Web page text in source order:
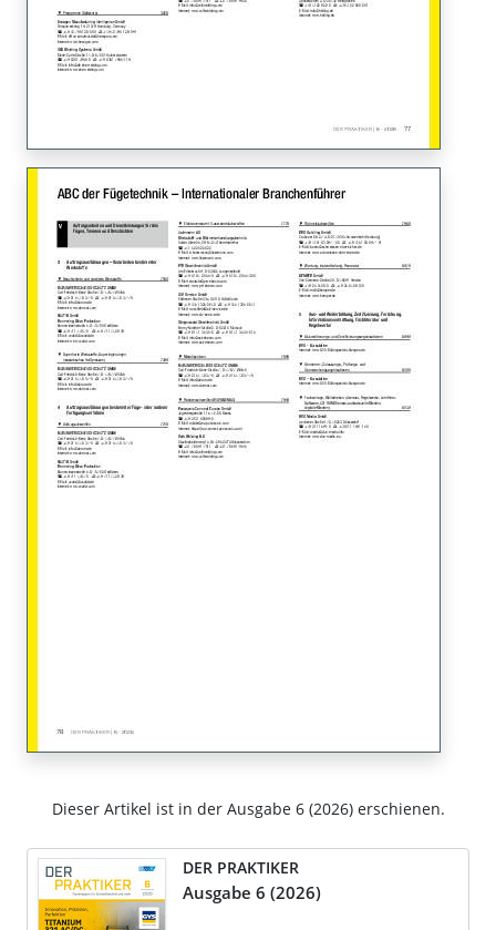
Dieser Artikel ist in der Ausgabe 6 (2026) erschienen.
DER PRAKTIKER
Ausgabe 6 (2026)